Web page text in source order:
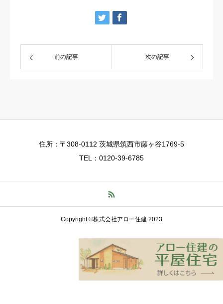
前の記事 次の記事
住所：〒308-0112 茨城県筑西市藤ヶ谷1769-5
TEL：0120-39-6785
Copyright ©株式会社アロー住建 2023